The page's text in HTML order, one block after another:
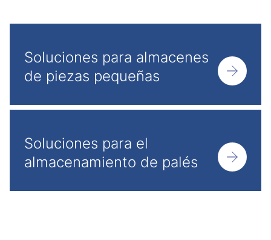
Soluciones para almacenes
de piezas pequeñas
Soluciones para el
almacenamiento de palés